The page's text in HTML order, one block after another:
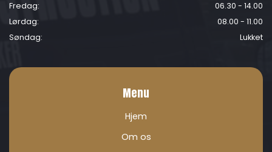
Fredag:
06.30 - 14.00
Lørdag:
08.00 - 11.00
Søndag:
Lukket
Menu
Hjem
Om os